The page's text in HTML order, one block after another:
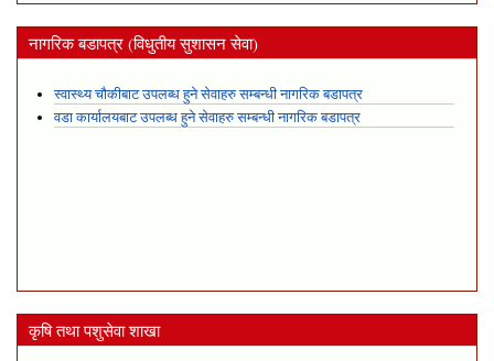
नागरिक बडापत्र (विधुतीय सुशासन सेवा)
स्वास्थ्य चौकीबाट उपलब्ध हुने सेवाहरु सम्बन्धी नागरिक बडापत्र
वडा कार्यालयबाट उपलब्ध हुने सेवाहरु सम्बन्धी नागरिक बडापत्र
कृषि तथा पशुसेवा शाखा